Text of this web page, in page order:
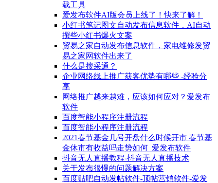
载工具
爱发布软件AI版会员上线了！快来了解！
小红书笔记图文自动发布信息软件，AI自动
撰些小红书爆火文案
贸易之家自动发布信息软件，家电维修发贸
易之家网软件出来了
什么是搜采通？
企业网络线上推广获客优势有哪些 -经验分
享
网络推广越来越难，应该如何应对？爱发布
软件
百度智能小程序注册流程
百度智能小程序注册流程
2021春节基金几号开盘什么时候开市 春节基
金休市有收益吗走势如何_爱发布软件
抖音无人直播教程-抖音无人直播技术
关于发布很慢的问题解决方案
百度贴吧自动发帖软件-顶帖营销软件-爱发